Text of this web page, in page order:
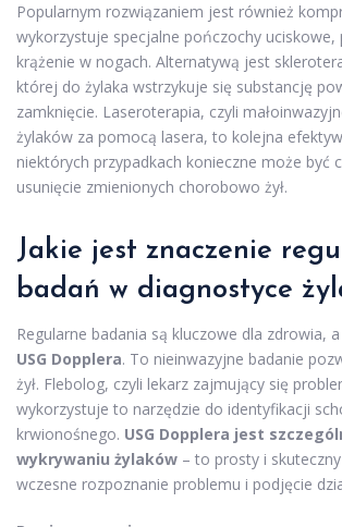
Popularnym rozwiązaniem jest również
wykorzystuje specjalne pończochy uciskowe,
krążenie w nogach. Alternatywą jest
której do żylaka wstrzykuje się substancję
zamknięcie. Laseroterapia, czyli
żylaków za pomocą lasera, to kolejna
niektórych przypadkach konieczne może być
usunięcie zmienionych chorobowo żył.
Jakie jest znaczenie
badań w diagnostyce
Regularne badania są kluczowe dla zdrowia,
USG Dopplera. To nieinwazyjne badanie
żył. Flebolog, czyli lekarz zajmujący się
wykorzystuje to narzędzie do identyfikacji
krwionośnego. USG Dopplera jest
wykrywaniu żylaków – to prosty i
wczesne rozpoznanie problemu i podjęcie